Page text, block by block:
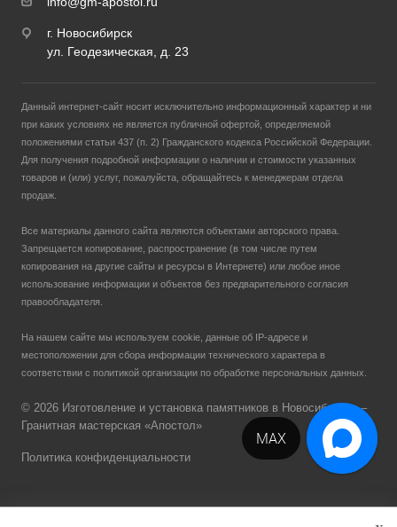
г. Новосибирск
ул. Геодезическая, д. 23
Данный интернет-сайт носит исключительно информационный характер и ни
при каких условиях не является публичной офертой, определяемой
положениями статьи 437 (п. 2) Гражданского кодекса Российской Федерации.
Для получения подробной информации о наличии и стоимости указанных
товаров и (или) услуг, пожалуйста, обращайтесь к менеджерам отдела
продаж.
Все материалы данного сайта являются объектами авторского права.
Запрещается копирование, распространение (в том числе путем
копирования на другие сайты и ресурсы в Интернете) или любое иное
использование информации и объектов без предварительного согласия
правообладателя.
На нашем сайте мы используем cookie, данные об IP-адресе и
местоположении для сбора информации технического характера в
соответствии с политикой организации по обработке персональных данных.
© 2026 Изготовление и установка памятников в Новосибирске –
Гранитная мастерская «Апостол»
Политика конфиденциальности
MAX